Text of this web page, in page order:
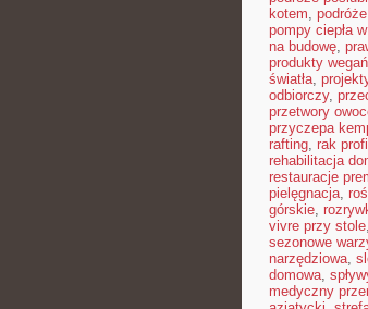
kotem,
pompy ciepła
na budowę,
produkty
światła,
odbiorczy,
przetwory
przyczepa
rafting, rak
rehabilitacja
restauracje
pielęgnacja,
górskie,
vivre przy stole,
sezonowe
narzędziowa,
domowa,
medyczny